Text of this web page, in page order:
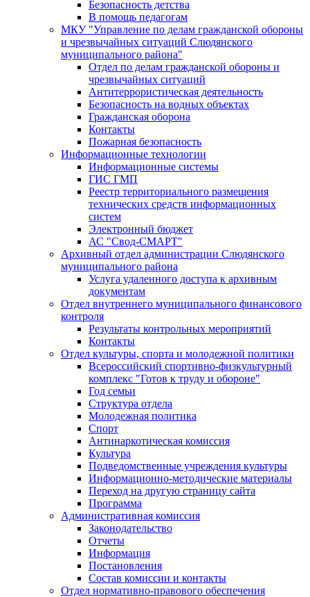
Безопасность детства
В помощь педагогам
МКУ "Управление по делам гражданской обороны
и чрезвычайных ситуаций Слюдянского
муниципального района"
Отдел по делам гражданской обороны и
чрезвычайных ситуаций
Антитеррористическая деятельность
Безопасность на водных объектах
Гражданская оборона
Контакты
Пожарная безопасность
Информационные технологии
Информационные системы
ГИС ГМП
Реестр территориального размещения
технических средств информационных
систем
Электронный бюджет
АС "Свод-СМАРТ"
Архивный отдел администрации Слюдянского
муниципального района
Услуга удаленного доступа к архивным
документам
Отдел внутреннего муниципального финансового
контроля
Результаты контрольных мероприятий
Контакты
Отдел культуры, спорта и молодежной политики
Всероссийский спортивно-физкультурный
комплекс "Готов к труду и обороне"
Год семьи
Структура отдела
Молодежная политика
Спорт
Антинаркотическая комиссия
Культура
Подведомственные учреждения культуры
Информационно-методические материалы
Переход на другую страницу сайта
Программа
Административная комиссия
Законодательство
Отчеты
Информация
Постановления
Состав комиссии и контакты
Отдел нормативно-правового обеспечения